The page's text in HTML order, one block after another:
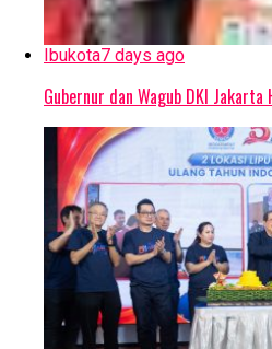
Ibukota7 days ago
Gubernur dan Wagub DKI